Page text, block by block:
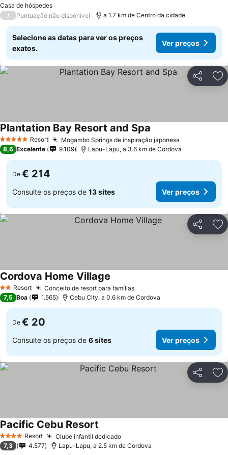
Casa de hóspedes
/ Pontuação não disponível a 1.7 km de Centro da cidade
Selecione as datas para ver os preços
exatos.
Ver preços
Partilhar
5 Estrelas Resort Mogambo Springs de inspiração japonesa
Plantation Bay Resort and Spa
8,6 Excelente 9.109 Lapu-Lapu, a 3.6 km de Cordova
De € 214
Consulte os preços de 13 sites Ver preços
Partilhar
2 Estrelas
Resort Conceito de resort para famíliasVer preços
Cordova Home Village
7,5 Boa 1.565 Cebu City, a 0.6 km de Cordova
De € 20
Consulte os preços de 6 sites Ver preços
Partilhar
4 EstrelasResort Clube infantil dedicadoVer preços
Pacific Cebu Resort
7,3 4.577 Lapu-Lapu, a 2.5 km de Cordova